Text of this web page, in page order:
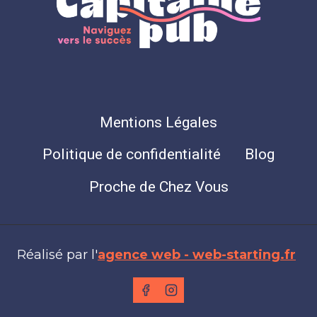
Mentions Légales
Politique de confidentialité
Blog
Proche de Chez Vous
Réalisé par l'agence web - web-starting.fr